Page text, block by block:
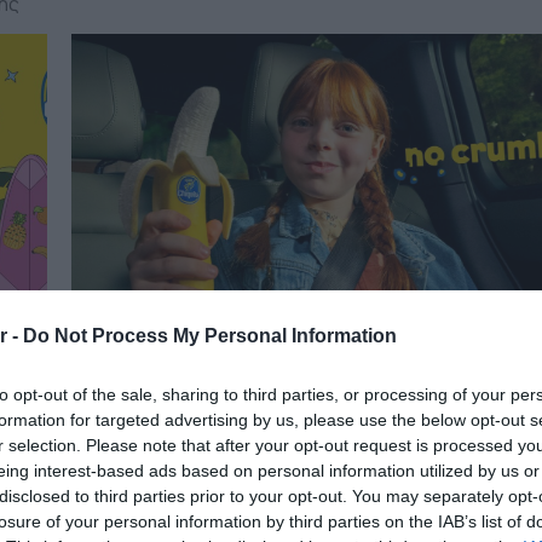
- Do Not Process My Personal Information
opt-out of the sale, sharing to third parties, or processing of your
for targeted advertising by us, please use the below opt-out
selection. Please note that after your opt-out request is processed
interest-based ads based on personal information utilized by us
to third parties prior to your opt-out. You may separately
of your personal information by third parties on the IAB’s list of
12.09.2025
Η Chiquita κάνει την επιστροφή στο
πιο γλυκιά από ποτέ
Οι γονείς αναζητούν snacks που συνδυάζουν